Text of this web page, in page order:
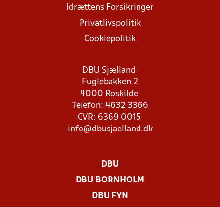
Idrættens Forsikringer
Privatlivspolitik
Cookiepolitik
DBU Sjælland
Fuglebakken 2
4000 Roskilde
Telefon: 4632 3366
CVR: 6369 0015
info@dbusjaelland.dk
DBU
DBU BORNHOLM
DBU FYN